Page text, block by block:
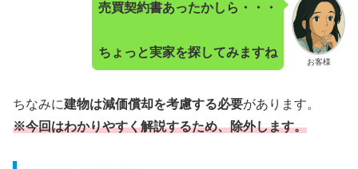
お客様
売買契約書あったかしら・・・
ちょっと実家を探してみますね
ちなみに建物は減価償却を考慮する必要があります。
※今回はわかりやすく解説するため、除外します。